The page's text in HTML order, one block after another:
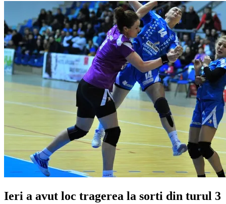
Ieri a avut loc tragerea la sorti din turul 3